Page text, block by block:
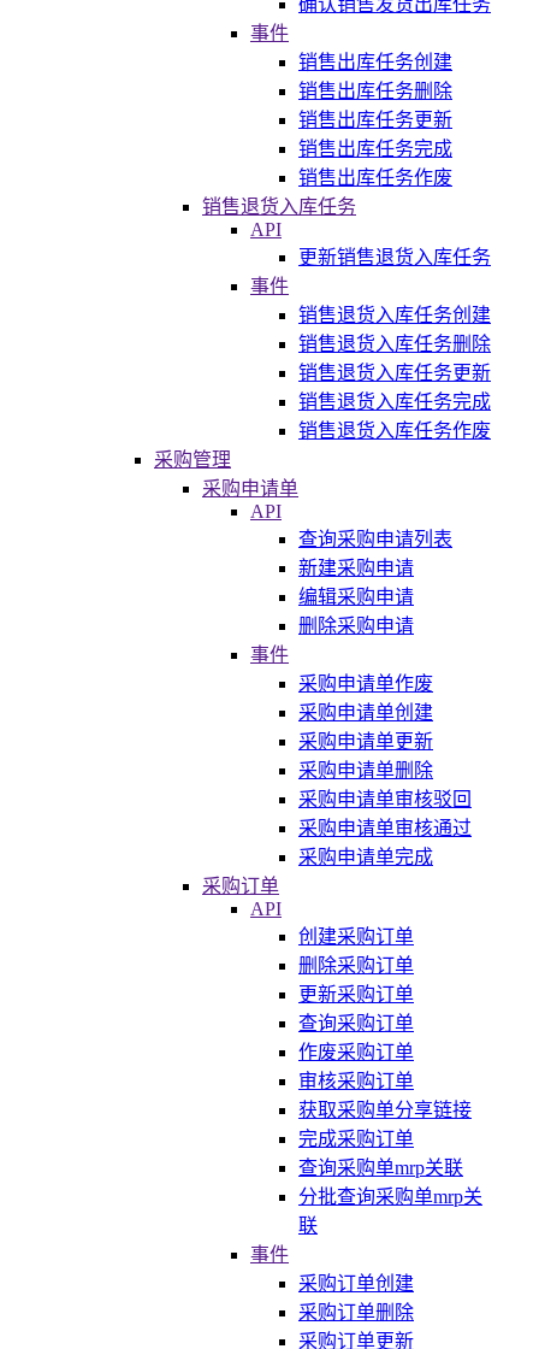
事件
销售出库任务创建
销售出库任务删除
销售出库任务更新
销售出库任务完成
销售出库任务作废
销售退货入库任务
API
更新销售退货入库任务
事件
销售退货入库任务创建
销售退货入库任务删除
销售退货入库任务更新
销售退货入库任务完成
销售退货入库任务作废
采购管理
采购申请单
API
查询采购申请列表
新建采购申请
编辑采购申请
删除采购申请
事件
采购申请单作废
采购申请单创建
采购申请单更新
采购申请单删除
采购申请单审核驳回
采购申请单审核通过
采购申请单完成
采购订单
API
创建采购订单
删除采购订单
更新采购订单
查询采购订单
作废采购订单
审核采购订单
获取采购单分享链接
完成采购订单
查询采购单mrp关联
分批查询采购单mrp关
联
事件
采购订单创建
采购订单删除
采购订单更新